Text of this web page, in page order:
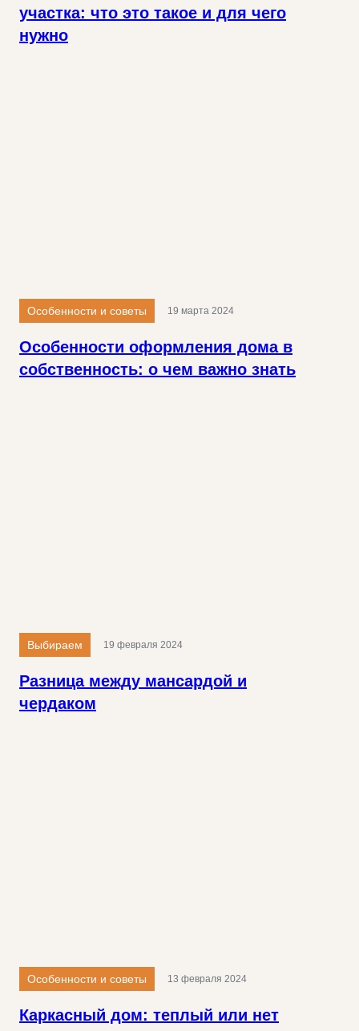
участка: что это такое и для чего
нужно
Особенности и советы
Особенности оформления дома в
собственность: о чем важно знать
19 марта 2024
Выбираем
Разница между мансардой и
чердаком
19 февраля 2024
Особенности и советы
Каркасный дом: теплый или нет
13 февраля 2024